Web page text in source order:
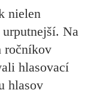
nielen
Na
ročníkov
hlasovací
hlasov